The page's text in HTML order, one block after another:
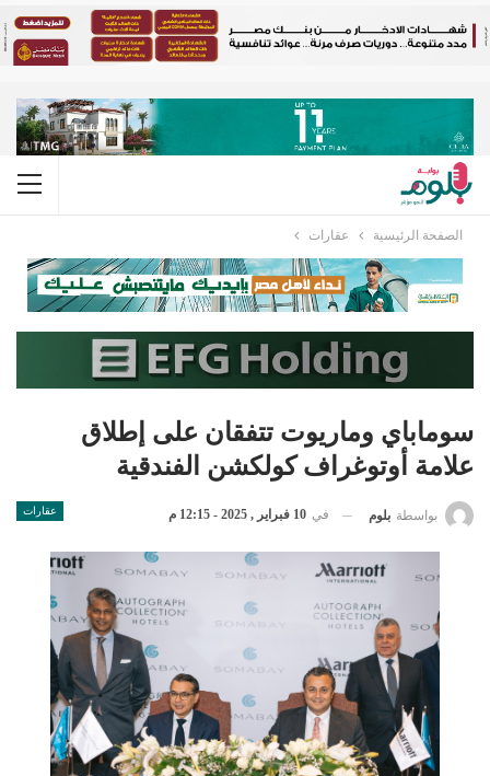
الصفحة الرئيسية عقارات
سوماباي وماريوت تتفقان على إطلاق
علامة أوتوغراف كولكشن الفندقية
عقارات بواسطة بلوم في 10 فبراير , 2025 - 12:15 م